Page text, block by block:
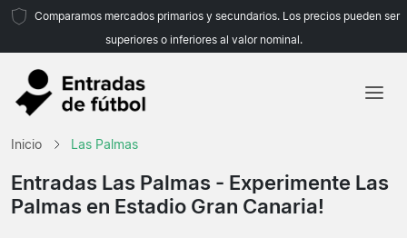
Comparamos mercados primarios y secundarios. Los precios pueden ser
superiores o inferiores al valor nominal.
Ligas
Inicio Las Palmas
Entradas Las Palmas - Experimente Las
Palmas en Estadio Gran Canaria!